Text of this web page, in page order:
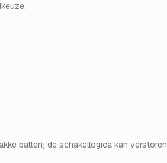
batterij de schakellogica kan